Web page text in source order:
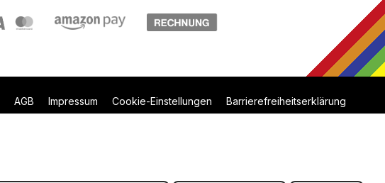
AGB Impressum Cookie-Einstellungen Barrierefreiheitserklärung